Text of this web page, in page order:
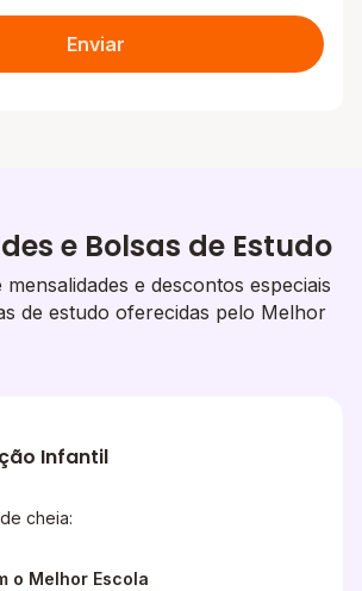
Enviar
e Bolsas de Estudo
e descontos especiais
de estudo oferecidas pelo Melhor
Infantil
cheia:
o Melhor Escola